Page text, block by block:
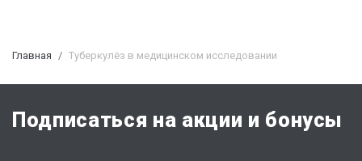
Главная Туберкулёз в медицинском исследовании
Подписаться на акции и бонусы